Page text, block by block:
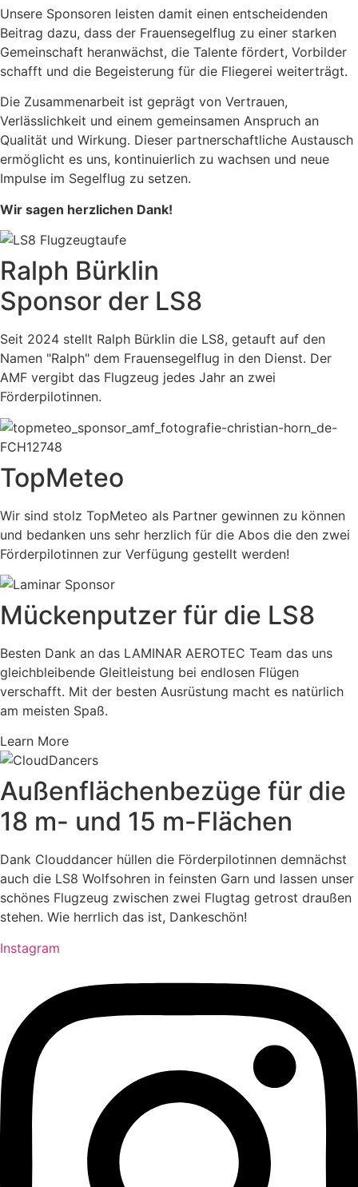
Unsere Sponsoren leisten damit einen entscheidenden
Beitrag dazu, dass der Frauensegelflug zu einer starken
Gemeinschaft heranwächst, die Talente fördert, Vorbilder
schafft und die Begeisterung für die Fliegerei weiterträgt.
Die Zusammenarbeit ist geprägt von Vertrauen,
Verlässlichkeit und einem gemeinsamen Anspruch an
Qualität und Wirkung. Dieser partnerschaftliche Austausch
ermöglicht es uns, kontinuierlich zu wachsen und neue
Impulse im Segelflug zu setzen.
Wir sagen herzlichen Dank!
Ralph Bürklin
Sponsor der LS8​
Seit 2024 stellt Ralph Bürklin die LS8, getauft auf den
Namen "Ralph" dem Frauensegelflug in den Dienst. Der
AMF vergibt das Flugzeug jedes Jahr an zwei
Förderpilotinnen.
TopMeteo
Wir sind stolz TopMeteo als Partner gewinnen zu können
und bedanken uns sehr herzlich für die Abos die den zwei
Förderpilotinnen zur Verfügung gestellt werden!
Mückenputzer für die LS8​
Besten Dank an das LAMINAR AEROTEC Team das uns
gleichbleibende Gleitleistung bei endlosen Flügen
verschafft. Mit der besten Ausrüstung macht es natürlich
am meisten Spaß.
Learn More
Außenflächenbezüge für die
18 m- und 15 m-Flächen
Dank Clouddancer hüllen die Förderpilotinnen demnächst
auch die LS8 Wolfsohren in feinsten Garn und lassen unser
schönes Flugzeug zwischen zwei Flugtag getrost draußen
stehen. Wie herrlich das ist, Dankeschön!
Instagram